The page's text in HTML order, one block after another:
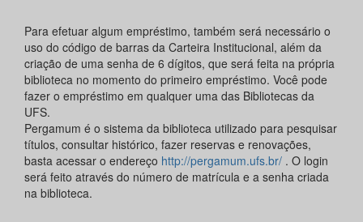
Para efetuar algum empréstimo, também será necessário o
uso do código de barras da Carteira Institucional, além da
criação de uma senha de 6 dígitos, que será feita na própria
biblioteca no momento do primeiro empréstimo. Você pode
fazer o empréstimo em qualquer uma das Bibliotecas da
UFS.
Pergamum é o sistema da biblioteca utilizado para pesquisar
títulos, consultar histórico, fazer reservas e renovações,
basta acessar o endereço http://pergamum.ufs.br/ . O login
será feito através do número de matrícula e a senha criada
na biblioteca.